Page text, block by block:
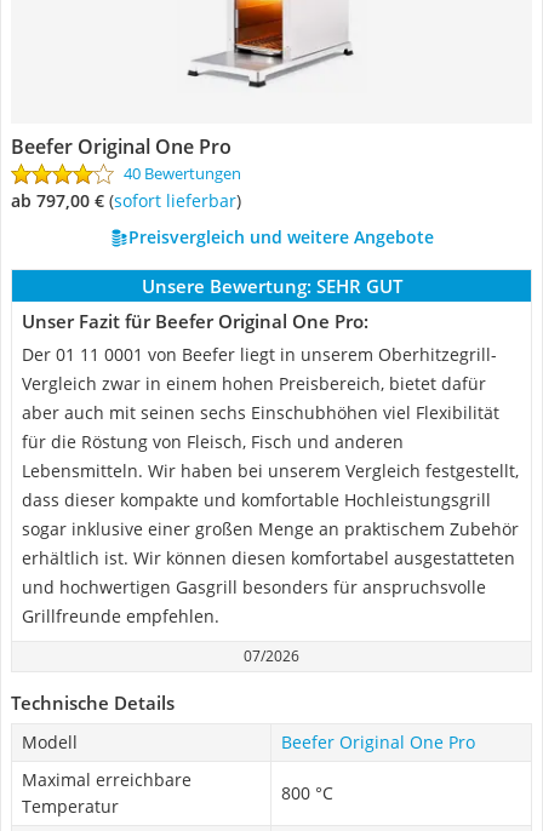
Beefer Original One Pro
40 Bewertungen
ab 797,00 € ( Sofort lieferbar)
Preisvergleich und weitere Angebote
Unsere Bewertung: SEHR GUT
Unser Fazit für Beefer Original One Pro:
Der ‎01 11 0001 von Beefer liegt in unserem Oberhitzegrill-
Vergleich zwar in einem hohen Preisbereich, bietet dafür
aber auch mit seinen sechs Einschubhöhen viel Flexibilität
für die Röstung von Fleisch, Fisch und anderen
Lebensmitteln. Wir haben bei unserem Vergleich festgestellt,
dass dieser kompakte und komfortable Hochleistungsgrill
sogar inklusive einer großen Menge an praktischem Zubehör
erhältlich ist. Wir können diesen komfortabel ausgestatteten
und hochwertigen Gasgrill besonders für anspruchsvolle
Grillfreunde empfehlen.
07/2026
Technische Details
Modell
Beefer Original One Pro
Maximal erreichbare
Temperatur
800 °C